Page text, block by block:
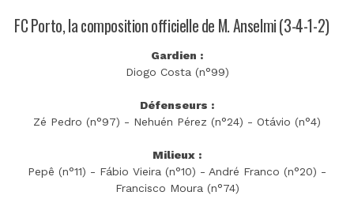
FC Porto, la composition officielle de M. Anselmi (3-4-1-2)
Gardien :
Diogo Costa (n°99)
Défenseurs :
Zé Pedro (n°97) - Nehuén Pérez (n°24) - Otávio (n°4)
Milieux :
Pepê (n°11) - Fábio Vieira (n°10) - André Franco (n°20) -
Francisco Moura (n°74)